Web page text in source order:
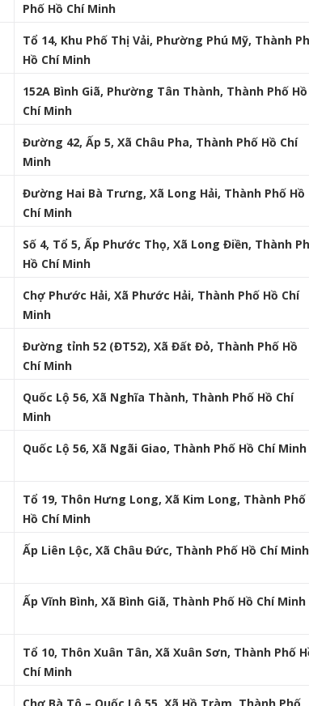
Phố Hồ Chí Minh
Tổ 14, Khu Phố Thị Vải, Phường Phú Mỹ, Thành
Hồ Chí Minh
152A Bình Giã, Phường Tân Thành, Thành Phố Hồ
Chí Minh
Đường 42, Ấp 5, Xã Châu Pha, Thành Phố Hồ Chí
Minh
Đường Hai Bà Trưng, Xã Long Hải, Thành Phố Hồ
Chí Minh
Số 4, Tổ 5, Ấp Phước Thọ, Xã Long Điền, Thành
Hồ Chí Minh
Chợ Phước Hải, Xã Phước Hải, Thành Phố Hồ Chí
Minh
Đường tỉnh 52 (ĐT52), Xã Đất Đỏ, Thành Phố Hồ
Chí Minh
Quốc Lộ 56, Xã Nghĩa Thành, Thành Phố Hồ Chí
Minh
Quốc Lộ 56, Xã Ngãi Giao, Thành Phố Hồ Chí Minh
Tổ 19, Thôn Hưng Long, Xã Kim Long, Thành Phố
Hồ Chí Minh
Ấp Liên Lộc, Xã Châu Đức, Thành Phố Hồ Chí Minh
Ấp Vĩnh Bình, Xã Bình Giã, Thành Phố Hồ Chí Minh
Tổ 10, Thôn Xuân Tân, Xã Xuân Sơn, Thành Phố
Chí Minh